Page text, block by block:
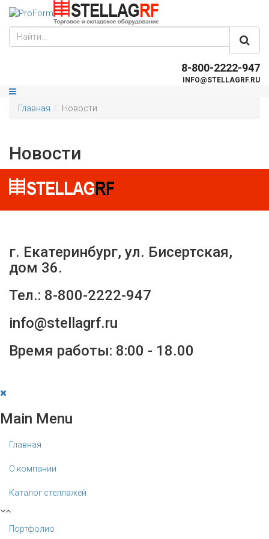
8-800-2222-947
INFO@STELLAGRF.RU
Главная Новости
Новости
г. Екатеринбург, ул. Бисертская,
дом 36.
Тел.: 8-800-2222-947
info@stellagrf.ru
Время работы: 8:00 - 18.00
Main Menu
Главная
О компании
Каталог стеллажей
Портфолио